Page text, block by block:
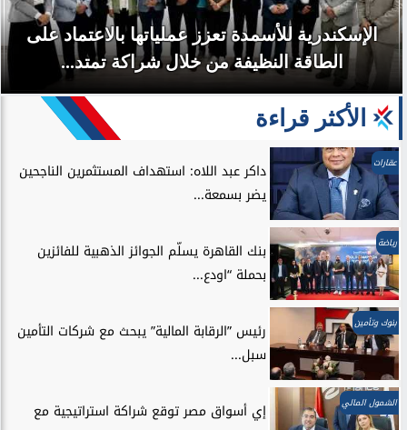
الإسكندرية للأسمدة تعزز عملياتها بالاعتماد على
الطاقة النظيفة من خلال شراكة تمتد...
الأكثر قراءة
عقارات
داكر عبد اللاه: استهداف المستثمرين الناجحين
يضر بسمعة...
رياضة
بنك القاهرة يسلّم الجوائز الذهبية للفائزين
بحملة “اودع...
بنوك وتأمين
رئيس ”الرقابة المالية” يبحث مع شركات التأمين
سبل...
الشمول المالي
إي أسواق مصر توقع شراكة استراتيجية مع